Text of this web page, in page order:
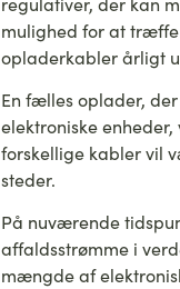
mulighed for at
opladerkabler årligt
En fælles oplader,
elektroniske
forskellige kabler vil
steder.
På nuværende
affaldsstrømme i
mængde af